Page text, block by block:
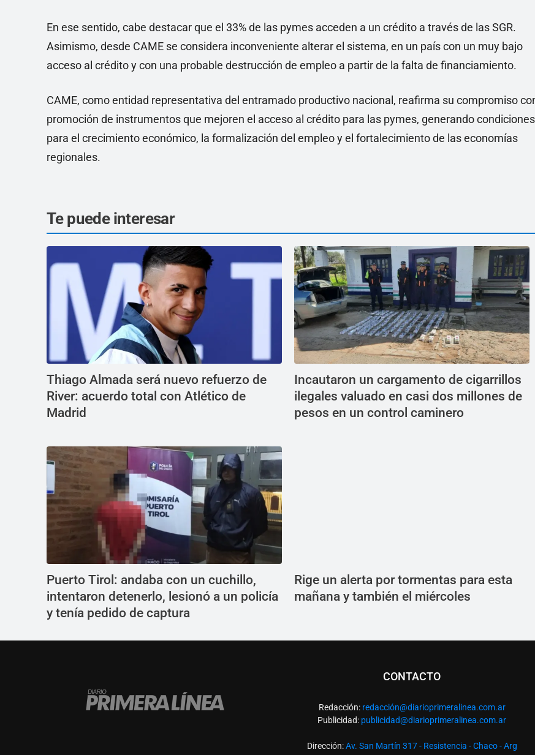
En ese sentido, cabe destacar que el 33% de las pymes acceden a un crédito a través de las SGR.
Asimismo, desde CAME se considera inconveniente alterar el sistema, en un país con un muy bajo
acceso al crédito y con una probable destrucción de empleo a partir de la falta de financiamiento.
CAME, como entidad representativa del entramado productivo nacional, reafirma su compromiso
promoción de instrumentos que mejoren el acceso al crédito para las pymes, generando condiciones
para el crecimiento económico, la formalización del empleo y el fortalecimiento de las economías
regionales.
Te puede interesar
Thiago Almada será nuevo refuerzo de
River: acuerdo total con Atlético de
Madrid
Incautaron un cargamento de cigarrillos
ilegales valuado en casi dos millones de
pesos en un control caminero
Puerto Tirol: andaba con un cuchillo,
intentaron detenerlo, lesionó a un policía
y tenía pedido de captura
Rige un alerta por tormentas para esta
mañana y también el miércoles
CONTACTO
Redacción: redacción@diarioprimeralinea.com.ar
Publicidad: publicidad@diarioprimeralinea.com.ar
Dirección:Av. San Martín 317 - Resistencia - Chaco - Arg